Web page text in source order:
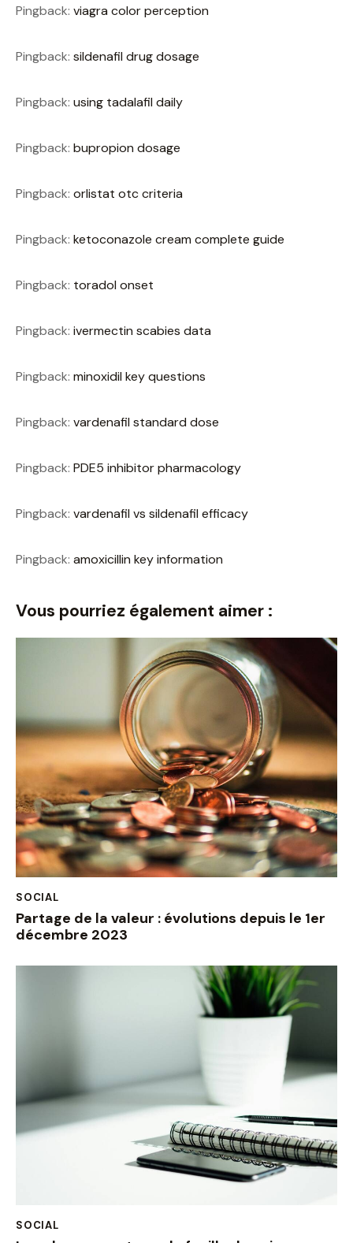
Pingback: viagra color perception
Pingback: sildenafil drug dosage
Pingback: using tadalafil daily
Pingback: bupropion dosage
Pingback: orlistat otc criteria
Pingback: ketoconazole cream complete guide
Pingback: toradol onset
Pingback: ivermectin scabies data
Pingback: minoxidil key questions
Pingback: vardenafil standard dose
Pingback: PDE5 inhibitor pharmacology
Pingback: vardenafil vs sildenafil efficacy
Pingback: amoxicillin key information
Vous pourriez également aimer :
SOCIAL
Partage de la valeur : évolutions depuis le 1er
décembre 2023
SOCIAL